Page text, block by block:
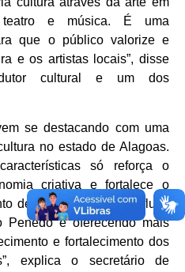
teatro e música. É uma
que o público valorize e
e os artistas locais”, disse
cultural e um dos
se destacando com uma
no estado de Alagoas.
só reforça o
criativa e fortalece o
de eventos, trazendo fluxo
Penedo e oferecendo mais
e fortalecimento dos
explica o secretário de